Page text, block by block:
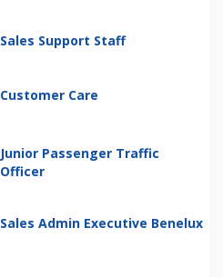
Sales Support Staff
Customer Care
Junior Passenger Traffic
Officer
Sales Admin Executive Benelux